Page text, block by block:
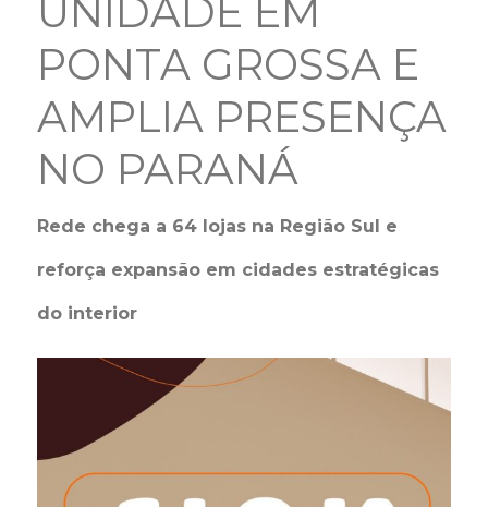
UNIDADE EM
PONTA GROSSA E
AMPLIA PRESENÇA
NO PARANÁ
Rede chega a 64 lojas na Região Sul e
reforça expansão em cidades estratégicas
do interior